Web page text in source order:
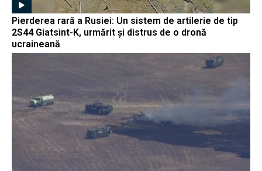
Pierderea rară a Rusiei: Un sistem de artilerie de tip
2S44 Giatsint-K, urmărit și distrus de o dronă
ucraineană